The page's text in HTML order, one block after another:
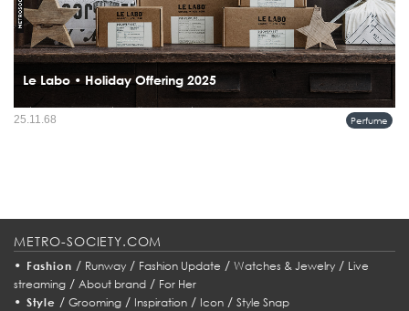
Le Labo • Holiday Offering 2025
เมื่อเทศกาลวันหยุดเริ่มต้นขึ้นอย่างเต็มที่ เลอ ลาโบ หวังว่าแล็บของแบรนด์จะเป็น
พื้นที่ที่คุณพบกับความสงบและได้พักใจ เราขอเชิญคุณแวะมาค้นหา ปล่อยให้ประสาท
Perfume
25.11.68
METRO-SOCIETY.COM
• Fashion / Runway/ Fashion Update / Watches & Jewelry/ Live
streaming / About brand / For Her
• Style / Grooming/ Inspiration/ Icon/ Style Snap